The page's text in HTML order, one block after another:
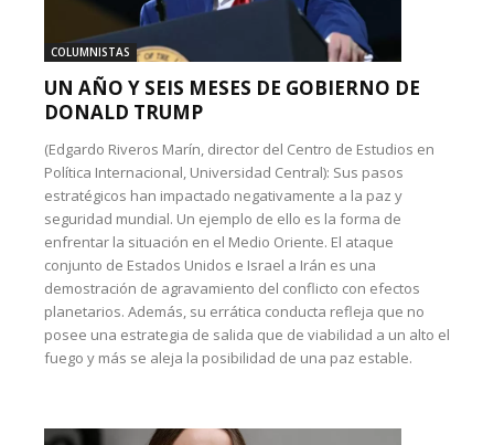
COLUMNISTAS
UN AÑO Y SEIS MESES DE GOBIERNO DE
DONALD TRUMP
(Edgardo Riveros Marín, director del Centro de Estudios en
Política Internacional, Universidad Central): Sus pasos
estratégicos han impactado negativamente a la paz y
seguridad mundial. Un ejemplo de ello es la forma de
enfrentar la situación en el Medio Oriente. El ataque
conjunto de Estados Unidos e Israel a Irán es una
demostración de agravamiento del conflicto con efectos
planetarios. Además, su errática conducta refleja que no
posee una estrategia de salida que de viabilidad a un alto el
fuego y más se aleja la posibilidad de una paz estable.